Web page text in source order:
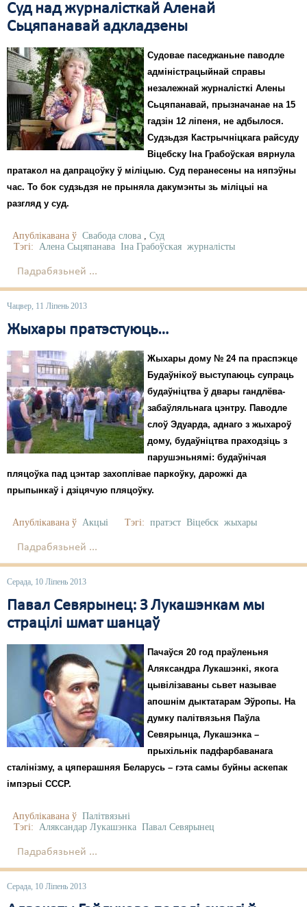
Суд над журналісткай Аленай
Сьцяпанавай адкладзены
Судовае паседжаньне паводле
адміністрацыйнай справы
незалежнай журналісткі Алены
Сьцяпанавай, прызначанае на 15
гадзін 12 ліпеня, не адбылося.
Судзьдзя Кастрычніцкага райсуду
Віцебску Іна Грабоўская вярнула
пратакол на дапрацоўку ў міліцыю. Суд перанесены на няпэўны
час. То бок судзьдзя не прыняла дакумэнты зь міліцыі на
разгляд у суд.
Апублікавана ў Свабода слова , Суд
Тэгі: Алена Сьцяпанава Іна Грабоўская журналісты
Падрабязьней ...
Чацвер, 11 Ліпень 2013
Жыхары пратэстуюць…
Жыхары дому № 24 па праспэкце
Будаўнікоў выступаюць супраць
будаўніцтва ў двары гандлёва-
забаўляльнага цэнтру. Паводле
слоў Эдуарда, аднаго з жыхароў
дому, будаўніцтва праходзіць з
парушэньнямі: будаўнічая
пляцоўка пад цэнтар захоплівае паркоўку, дарожкі да
прыпынкаў і дзіцячую пляцоўку.
Апублікавана ў Акцыі Тэгі: пратэст Віцебск жыхары
Падрабязьней ...
Серада, 10 Ліпень 2013
Павал Севярынец: З Лукашэнкам мы
страцілі шмат шанцаў
Пачаўся 20 год праўленьня
Аляксандра Лукашэнкі, якога
цывілізаваны сьвет называе
апошнім дыктатарам Эўропы. На
думку палітвязьня Паўла
Севярынца, Лукашэнка –
прыхільнік падфарбаванага
сталінізму, а цяперашняя Беларусь – гэта самы буйны аскепак
імпэрыі СССР.
Апублікавана ў Палітвязьні
Тэгі: Аляксандар Лукашэнка Павал Севярынец
Падрабязьней ...
Серада, 10 Ліпень 2013